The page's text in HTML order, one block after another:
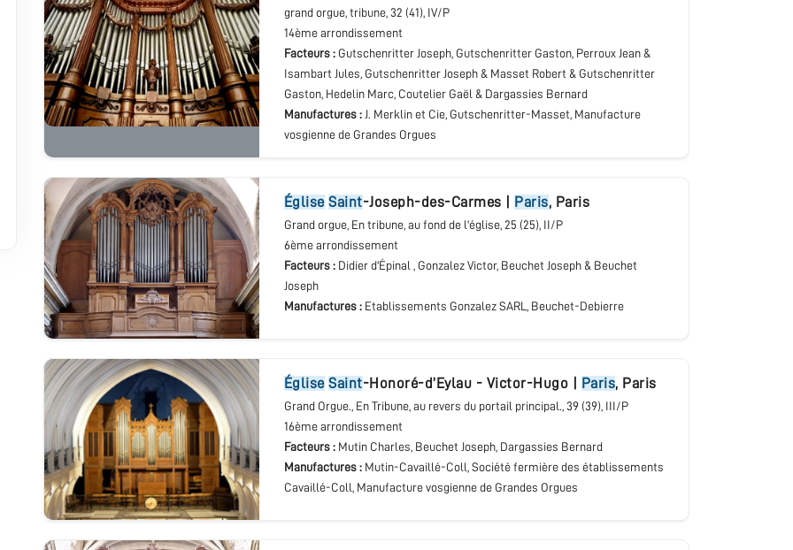
grand orgue, tribune, 32 (41), IV/P
14ème arrondissement
Facteurs : Gutschenritter Joseph, Gutschenritter Gaston, Perroux Jean &
Isambart Jules, Gutschenritter Joseph & Masset Robert & Gutschenritter
Gaston, Hedelin Marc, Coutelier Gaël & Dargassies Bernard
Manufactures : J. Merklin et Cie, Gutschenritter-Masset, Manufacture
vosgienne de Grandes Orgues
église Saint-Joseph-des-Carmes Paris, Paris
Grand orgue, En tribune, au fond de l'église, 25 (25), II/P
6ème arrondissement
Facteurs : Didier d'Épinal , Gonzalez Victor, Beuchet Joseph & Beuchet
Joseph
Manufactures : Etablissements Gonzalez SARL, Beuchet-Debierre
église Saint-Honoré-d’Eylau - Victor-Hugo Paris, Paris
Grand Orgue., En Tribune, au revers du portail principal., 39 (39), III/P
16ème arrondissement
Facteurs : Mutin Charles, Beuchet Joseph, Dargassies Bernard
Manufactures : Mutin-Cavaillé-Coll, Société fermière des établissements
Cavaillé-Coll, Manufacture vosgienne de Grandes Orgues